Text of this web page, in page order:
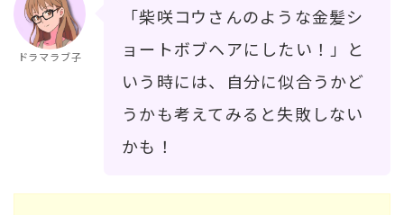
ドラマラブ子
「柴咲コウさんのような金髪シ
ョートボブヘアにしたい！」と
いう時には、自分に似合うかど
うかも考えてみると失敗しない
かも！